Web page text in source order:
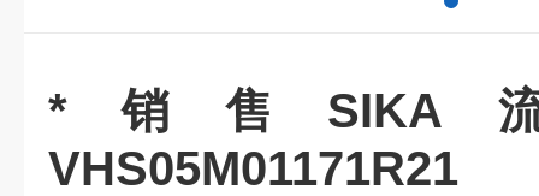
*销售SIKA
VHS05M01171R21